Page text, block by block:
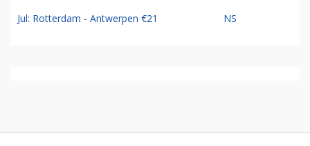
Jul: Rotterdam - Antwerpen €21 NS